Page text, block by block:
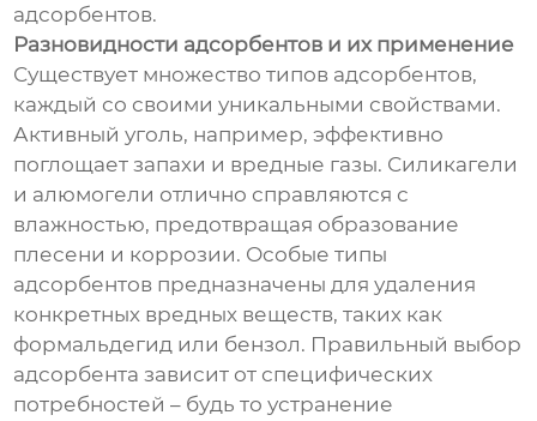
адсорбентов.
Разновидности адсорбентов и их применение
Существует множество типов адсорбентов,
каждый со своими уникальными свойствами.
Активный уголь, например, эффективно
поглощает запахи и вредные газы. Силикагели
и алюмогели отлично справляются с
влажностью, предотвращая образование
плесени и коррозии. Особые типы
адсорбентов предназначены для удаления
конкретных вредных веществ, таких как
формальдегид или бензол. Правильный выбор
адсорбента зависит от специфических
потребностей – будь то устранение